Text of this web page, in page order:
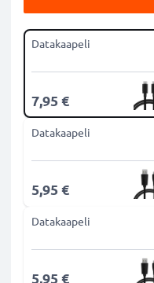
Datakaapeli
7,95 €
Datakaapeli
5,95 €
Datakaapeli
5,95 €